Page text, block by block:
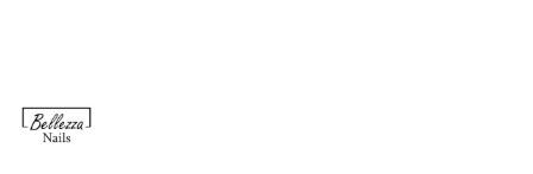
NAZWA
PRODUCENTA:
BELLEZZA